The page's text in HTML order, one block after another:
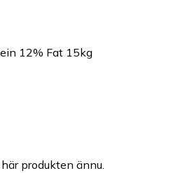
12% Fat 15kg
produkten ännu.